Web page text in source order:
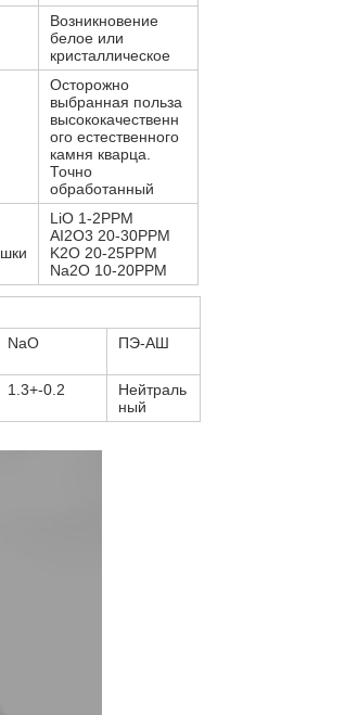
Возникновение
белое или
кристаллическое
Осторожно
выбранная польза
высококачественн
ого естественного
камня кварца.
Точно
обработанный
LiO 1-2PPM
AI2O3 20-30PPM
K2O 20-25PPM
Na2O 10-20PPM
NaO ПЭ-АШ
1.3+-0.2
Нейтраль
ный